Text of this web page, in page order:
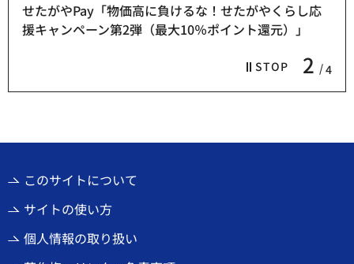
STOP 2 4
せたがやPay「物価高に負けるな！せたがやくらし応
援キャンペーン第2弾（最大10％ポイント還元）」
このサイトについて
サイトの使い方
個人情報の取り扱い